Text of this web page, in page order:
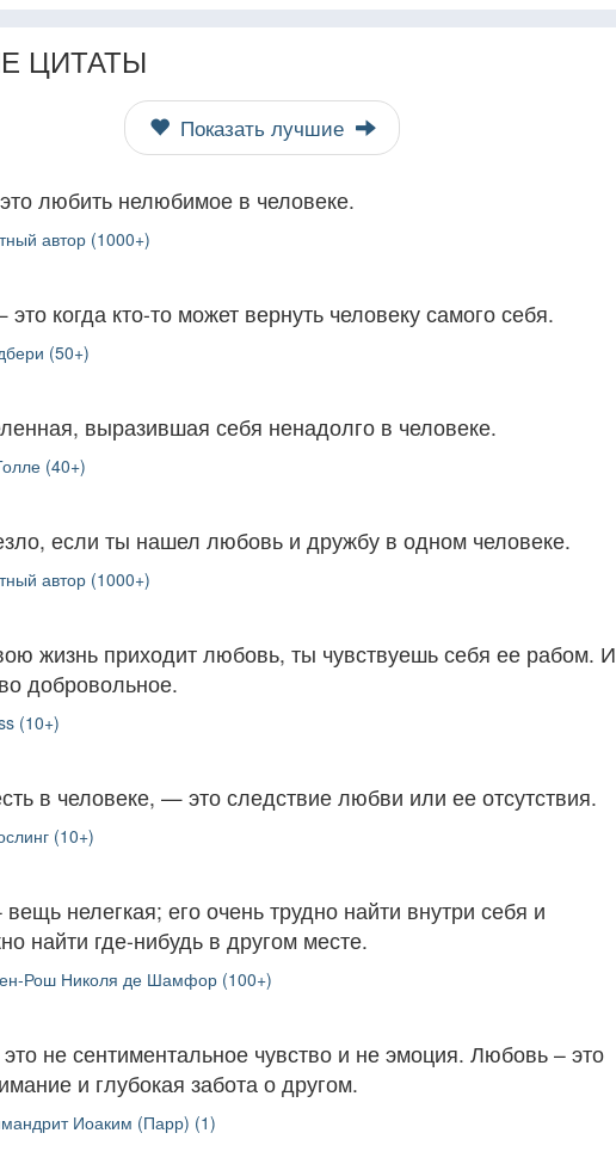
ЦИТАТЫ
Показать лучшие
любить нелюбимое в человеке.
автор (1000+)
когда кто-то может вернуть человеку самого себя.
(50+)
выразившая себя ненадолго в человеке.
(40+)
если ты нашел любовь и дружбу в одном человеке.
автор (1000+)
жизнь приходит любовь, ты чувствуешь себя ее рабом. И
добровольное.
(10+)
в человеке, — это следствие любви или ее отсутствия.
(10+)
вещь нелегкая; его очень трудно найти внутри себя и
найти где-нибудь в другом месте.
Рош Николя де Шамфор (100+)
не сентиментальное чувство и не эмоция. Любовь – это
и глубокая забота о другом.
Иоаким (Парр) (1)